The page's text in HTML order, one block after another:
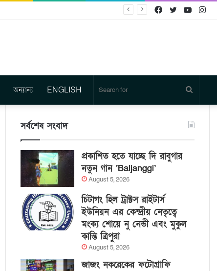
Twitter
Facebook
অন্যান্য ENGLISH
for
সর্বশেষ সংবাদ
প্রকাশিত হতে যাচ্ছে দি রাবুগার
নতুন গান ‘Baljanggi’
August 5, 2026
চিটাগং হিল ট্রাক্টস রাইটার্স
ইউনিয়ন এর কেন্দ্রীয় নেতৃত্বে
মংক্য শোয়ে নু নেভী এবং মুকুল
কান্তি ত্রিপুরা
August 5, 2026
জাজং নকরেকের ফটোগ্রাফি